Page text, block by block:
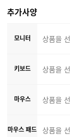
추가사양
모니터 상품을
키보드 상품을
마우스 상품을
마우스 패드 상품을